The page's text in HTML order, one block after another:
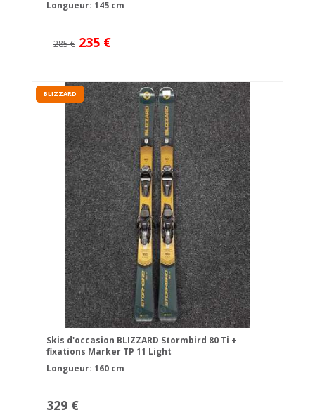
Longueur: 145 cm
285 € 235 €
BLIZZARD
Skis d'occasion BLIZZARD Stormbird 80 Ti +
fixations Marker TP 11 Light
Longueur: 160 cm
329 €